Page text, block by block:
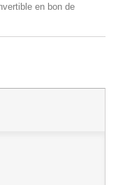
en bon de